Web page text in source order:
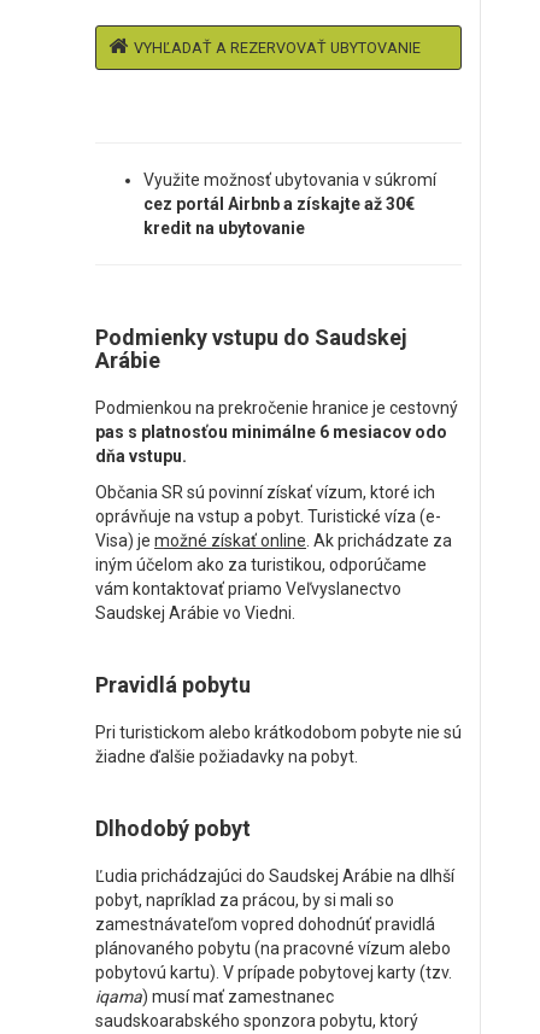
VYHĽADAŤ A REZERVOVAŤ UBYTOVANIE
Využite možnosť ubytovania v súkromí
cez portál Airbnb a získajte až 30€
kredit na ubytovanie
Podmienky vstupu do Saudskej
Arábie
Podmienkou na prekročenie hranice je cestovný
pas s platnosťou minimálne 6 mesiacov odo
dňa vstupu.
Občania SR sú povinní získať vízum, ktoré ich
oprávňuje na vstup a pobyt. Turistické víza (e-
Visa) je možné získať online. Ak prichádzate za
iným účelom ako za turistikou, odporúčame
vám kontaktovať priamo Veľvyslanectvo
Saudskej Arábie vo Viedni.
Pravidlá pobytu
Pri turistickom alebo krátkodobom pobyte nie sú
žiadne ďalšie požiadavky na pobyt.
Dlhodobý pobyt
Ľudia prichádzajúci do Saudskej Arábie na dlhší
pobyt, napríklad za prácou, by si mali so
zamestnávateľom vopred dohodnúť pravidlá
plánovaného pobytu (na pracovné vízum alebo
pobytovú kartu). V prípade pobytovej karty (tzv.
iqama) musí mať zamestnanec
saudskoarabského sponzora pobytu, ktorý